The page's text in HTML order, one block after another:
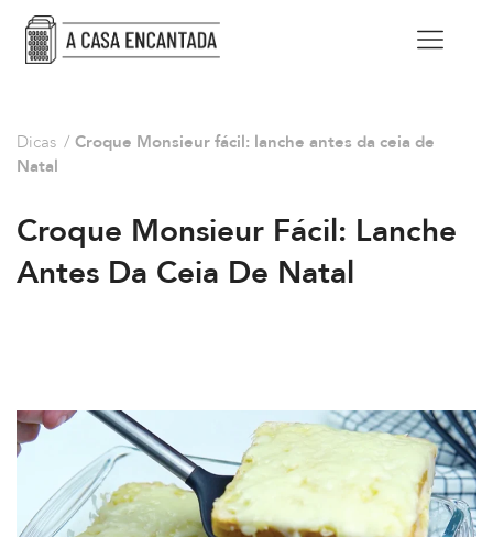
Dicas / Croque Monsieur fácil: lanche antes da ceia de
Natal
Croque Monsieur Fácil: Lanche
Antes Da Ceia De Natal